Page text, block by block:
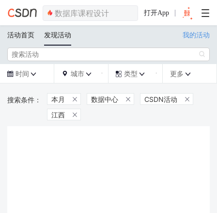
打开App
活动首页 发现活动 我的活动

 时间   城市   类型  更多 
本月  数据中心  CSDN活动 
江西 